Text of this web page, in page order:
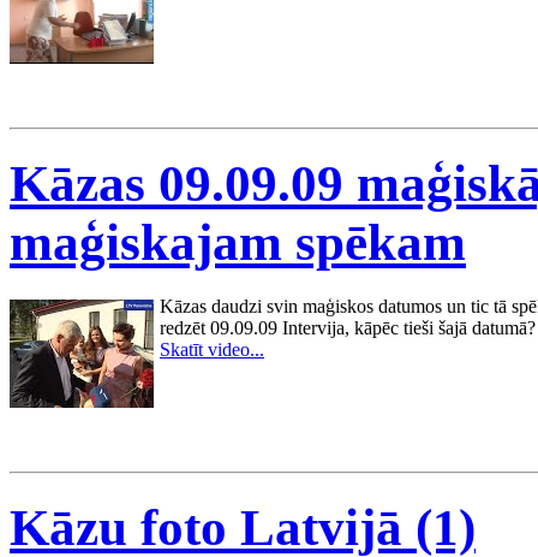
Kāzas 09.09.09
maģiskajam spēkam
Kāzas daudzi svin maģiskos datumos un tic tā
redzēt 09.09.09 Intervija, kāpēc tieši šajā datumā?
Skatīt video...
Kāzu foto Latvijā (1)